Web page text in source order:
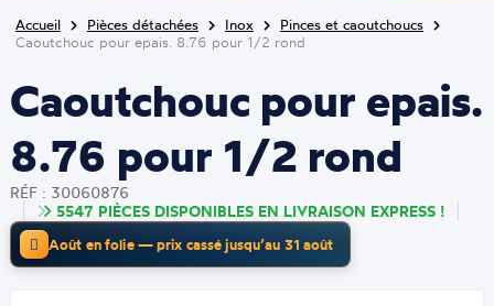
Accueil Pièces détachées Inox
Pinces et caoutchoucs
Caoutchouc pour epais. 8.76 pour 1/2 rond
Caoutchouc pour epais.
8.76 pour 1/2 rond
RÉF : 30060876
5547 PIÈCES DISPONIBLES EN LIVRAISON EXPRESS !
Août en folie — prix cassé jusqu’au 31 août